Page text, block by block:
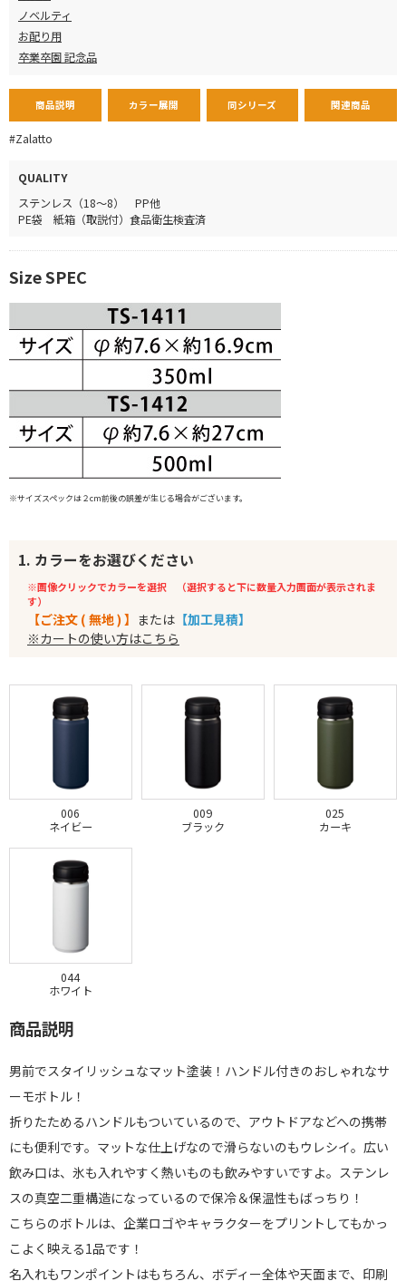
ノベルティ
お配り用
卒業卒園 記念品
商品説明 カラー展開 同シリーズ 関連商品
#Zalatto
QUALITY
ステンレス（18～8） PP他
PE袋 紙箱（取説付）食品衛生検査済
Size SPEC
※サイズスペックは２cm前後の誤差が生じる場合がございます。
1. カラーをお選びください
※画像クリックでカラーを選択 （選択すると下に数量入力画面が表示されま
す）
【ご注文 ( 無地 ) 】 または 【加工見積】
※カートの使い方はこちら
006
ネイビー
009
ブラック
025
カーキ
044
ホワイト
商品説明
男前でスタイリッシュなマット塗装！ハンドル付きのおしゃれなサ
ーモボトル！
折りたためるハンドルもついているので、アウトドアなどへの携帯
にも便利です。マットな仕上げなので滑らないのもウレシイ。広い
飲み口は、氷も入れやすく熱いものも飲みやすいですよ。ステンレ
スの真空二重構造になっているので保冷＆保温性もばっちり！
こちらのボトルは、企業ロゴやキャラクターをプリントしてもかっ
こよく映える1品です！
名入れもワンポイントはもちろん、ボディー全体や天面まで、印刷